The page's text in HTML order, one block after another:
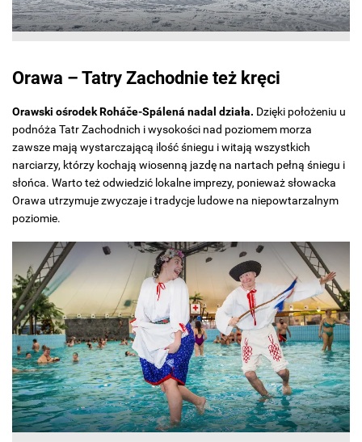
Orawa – Tatry Zachodnie też kręci
Orawski ośrodek Roháče-Spálená nadal działa. Dzięki położeniu u
podnóża Tatr Zachodnich i wysokości nad poziomem morza
zawsze mają wystarczającą ilość śniegu i witają wszystkich
narciarzy, którzy kochają wiosenną jazdę na nartach pełną śniegu i
słońca. Warto też odwiedzić lokalne imprezy, ponieważ słowacka
Orawa utrzymuje zwyczaje i tradycje ludowe na niepowtarzalnym
poziomie.